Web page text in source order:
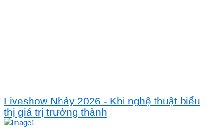
Liveshow Nhảy 2026 - Khi nghệ thuật biểu
thị giá trị trưởng thành